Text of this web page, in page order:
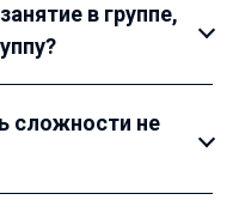
в группе,
сложности не